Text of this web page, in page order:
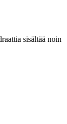
sisältää noin